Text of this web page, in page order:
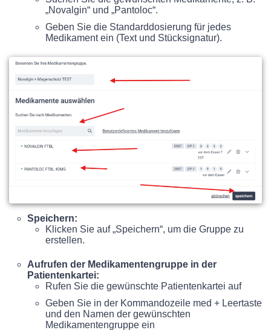
„Novalgin“ und „Pantoloc“.
Geben Sie die Standarddosierung für jedes
Medikament ein (Text und Stücksignatur).
Speichern:
Klicken Sie auf „Speichern“, um die Gruppe zu
erstellen.
Aufrufen der Medikamentengruppe in der
Patientenkartei:
Rufen Sie die gewünschte Patientenkartei auf
Geben Sie in der Kommandozeile med + Leertaste
und den Namen der gewünschten
Medikamentengruppe ein